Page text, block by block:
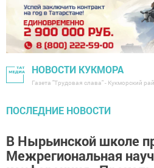
НОВОСТИ КУКМОРА
Газета "Трудовая слава" - Кукморский
ПОСЛЕДНИЕ НОВОСТИ
В Нырьинской школе
Межрегиональная